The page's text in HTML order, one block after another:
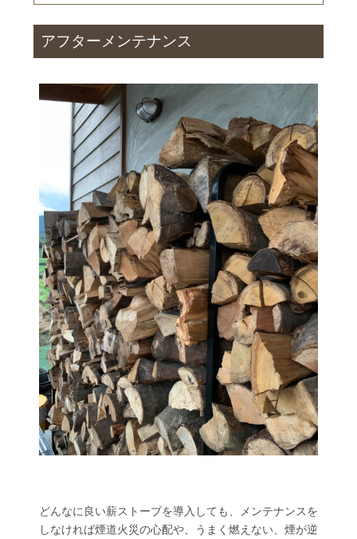
アフターメンテナンス
どんなに良い薪ストーブを導入しても、メンテナンスを
しなければ煙道火災の心配や、うまく燃えない、煙が逆